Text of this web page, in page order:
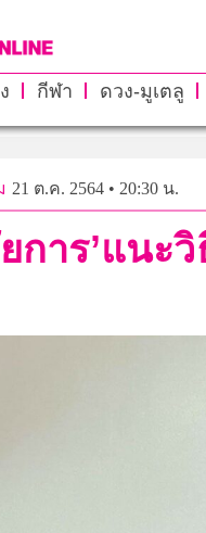
กีฬา ดวง-มูเตลู
21 ต.ค. 2564 • 20:30 น.
การ’แนะ